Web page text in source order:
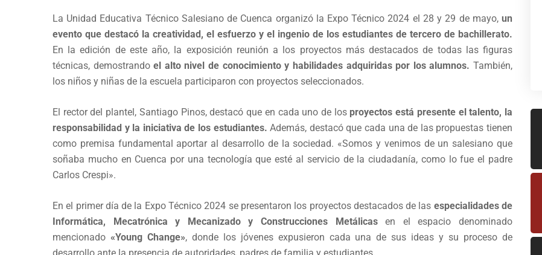
La Unidad Educativa Técnico Salesiano de Cuenca organizó la Expo Técnico 2024 el 28 y 29 de mayo, un
evento que destacó la creatividad, el esfuerzo y el ingenio de los estudiantes de tercero de bachillerato.
En la edición de este año, la exposición reunión a los proyectos más destacados de todas las figuras
técnicas, demostrandoel alto nivel de conocimiento y habilidades adquiridas por los alumnos. También,
los niños y niñas de la escuela participaron con proyectos seleccionados.
El rector del plantel, Santiago Pinos, destacó que en cada uno de los proyectos está presente el talento, la
responsabilidad y la iniciativa de los estudiantes. Además, destacó que cada una de las propuestas tienen
como premisa fundamental aportar al desarrollo de la sociedad. «Somos y venimos de un salesiano que
soñaba mucho en Cuenca por una tecnología que esté al servicio de la ciudadanía, como lo fue el padre
Carlos Crespi».
En el primer día de la Expo Técnico 2024 se presentaron los proyectos destacados de las especialidades de
Informática, Mecatrónica y Mecanizado y Construcciones Metálicasen el espacio denominado
mencionado «Young Change», donde los jóvenes expusieron cada una de sus ideas y su proceso de